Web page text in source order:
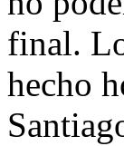
final.
hecho